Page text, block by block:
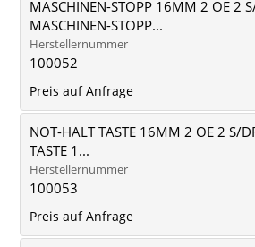
MASCHINEN-STOPP 16MM 2 OE 2
MASCHINEN-STOPP...
Herstellernummer
100052
Preis auf Anfrage
NOT-HALT TASTE 16MM 2 OE 2 S/
TASTE 1...
Herstellernummer
100053
Preis auf Anfrage